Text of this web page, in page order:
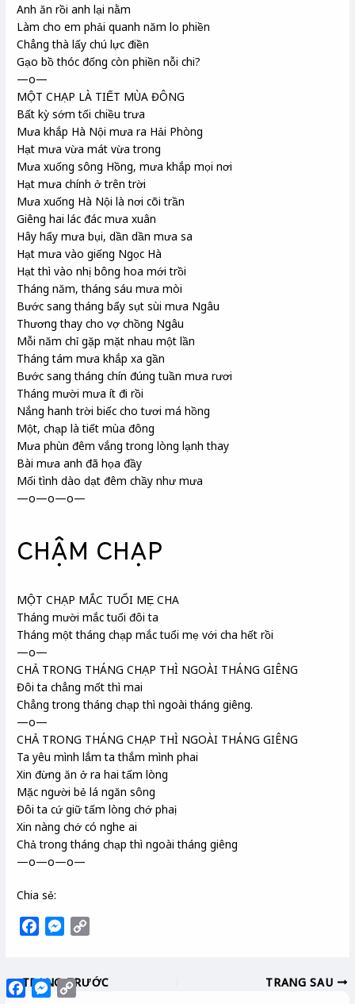
Anh ăn rồi anh lại nằm
Làm cho em phải quanh năm lo phiền
Chẳng thà lấy chú lực điền
Gạo bồ thóc đống còn phiền nỗi chi?
—o—
MỘT CHẠP LÀ TIẾT MÙA ĐÔNG
Bất kỳ sớm tối chiều trưa
Mưa khắp Hà Nội mưa ra Hải Phòng
Hạt mưa vừa mát vừa trong
Mưa xuống sông Hồng, mưa khắp mọi nơi
Hạt mưa chính ở trên trời
Mưa xuống Hà Nội là nơi cõi trần
Giêng hai lác đác mưa xuân
Hây hẩy mưa bụi, dần dần mưa sa
Hạt mưa vào giếng Ngọc Hà
Hạt thì vào nhị bông hoa mới trồi
Tháng năm, tháng sáu mưa mòi
Bước sang tháng bẩy sụt sùi mưa Ngâu
Thương thay cho vợ chồng Ngâu
Mỗi năm chỉ gặp mặt nhau một lần
Tháng tám mưa khắp xa gần
Bước sang tháng chín đúng tuần mưa rươi
Tháng mười mưa ít đi rồi
Nắng hanh trời biếc cho tươi má hồng
Một, chạp là tiết mùa đông
Mưa phùn đêm vắng trong lòng lạnh thay
Bài mưa anh đã họa đầy
Mối tình dào dạt đêm chầy như mưa
—o—o—o—
CHẬM CHẠP
MỘT CHẠP MẮC TUỔI MẸ CHA
Tháng mười mắc tuổi đôi ta
Tháng một tháng chạp mắc tuổi mẹ với cha hết rồi
—o—
CHẢ TRONG THÁNG CHẠP THÌ NGOÀI THÁNG GIÊNG
Đôi ta chẳng mốt thì mai
Chẳng trong tháng chạp thì ngoài tháng giêng.
—o—
CHẢ TRONG THÁNG CHẠP THÌ NGOÀI THÁNG GIÊNG
Ta yêu mình lắm ta thắm mình phai
Xin đừng ăn ở ra hai tấm lòng
Mặc người bẻ lá ngăn sông
Đôi ta cứ giữ tấm lòng chớ phaị
Xin nàng chớ có nghe ai
Chả trong tháng chạp thì ngoài tháng giêng
—o—o—o—
Chia sẻ:
e
M
s
y
TRANG TRƯỚC TRANG SAU
FacebookMessenger
Copy